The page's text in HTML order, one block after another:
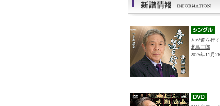
吾が道を行く
北島三郎
2025年11月